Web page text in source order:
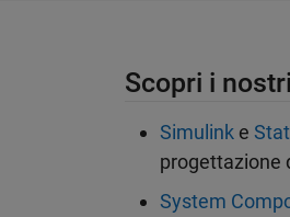
Scopri i
Simulink e
progettazione
System